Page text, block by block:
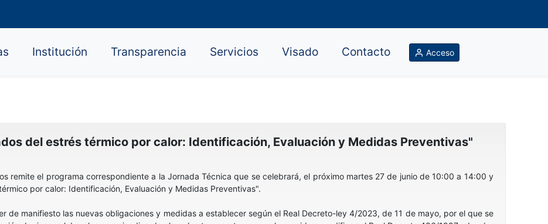
Institución Transparencia Servicios Visado Contacto Acceso
del estrés térmico por calor: Identificación, Evaluación y Medidas Preventivas"
remite el programa correspondiente a la Jornada Técnica que se celebrará, el próximo martes 27 de junio de 10:00 a 14:00 y
por calor: Identificación, Evaluación y Medidas Preventivas".
de manifiesto las nuevas obligaciones y medidas a establecer según el Real Decreto-ley 4/2023, de 11 de mayo, por el que se